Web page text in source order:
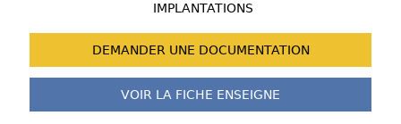
IMPLANTATIONS
DEMANDER UNE DOCUMENTATION
VOIR LA FICHE ENSEIGNE